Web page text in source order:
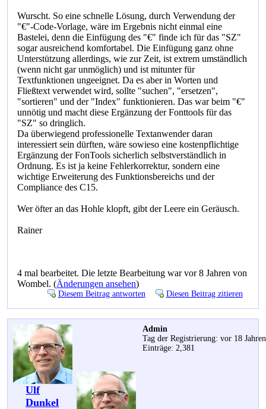
Wurscht. So eine schnelle Lösung, durch Verwendung der
"€"-Code-Vorlage, wäre im Ergebnis nicht einmal eine
Bastelei, denn die Einfügung des "€" finde ich für das "SZ"
sogar ausreichend komfortabel. Die Einfügung ganz ohne
Unterstützung allerdings, wie zur Zeit, ist extrem umständlich
(wenn nicht gar unmöglich) und ist mitunter für
Textfunktionen ungeeignet. Da es aber in Worten und
Fließtext verwendet wird, sollte "suchen", "ersetzen",
"sortieren" und der "Index" funktionieren. Das war beim "€"
unnötig und macht diese Ergänzung der Fonttools für das
"SZ" so dringlich.
Da überwiegend professionelle Textanwender daran
interessiert sein dürften, wäre sowieso eine kostenpflichtige
Ergänzung der FonTools sicherlich selbstverständlich in
Ordnung. Es ist ja keine Fehlerkorrektur, sondern eine
wichtige Erweiterung des Funktionsbereichs und der
Compliance des C15.
Wer öfter an das Hohle klopft, gibt der Leere ein Geräusch.
Rainer
4 mal bearbeitet. Die letzte Bearbeitung war vor 8 Jahren von
Wombel. (Änderungen ansehen)
Diesem Beitrag antworten Diesen Beitrag zitieren
Ulf
Dunkel
Admin
Tag der Registrierung: vor 18 Jahren
Einträge: 2,381